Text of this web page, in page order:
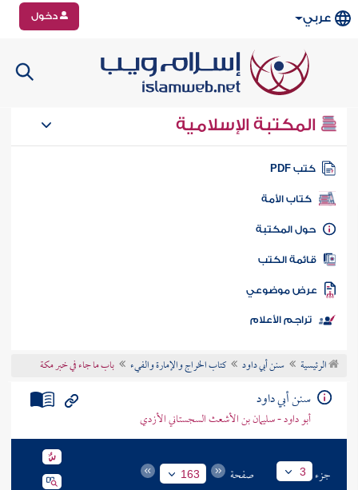
عربي دخول
المكتبة الإسلامية
كتب PDF
كتاب الأمة
المكتبة
الكتب
موضوعي
تراجم الأعلام
الرئيسية سنن أبي داود كتاب الخراج والإمارة والفيء باب ما جاء في خبر مكة
سنن أبي داود
أبو داود - سليمان بن الأشعث السجستاني الأزدي
جزء 3 صفحة 163